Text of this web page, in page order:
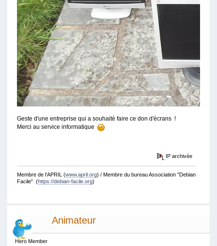
Geste d'une entreprise qui a souhaité faire ce don d'écrans !
Merci au service informatique
IP archivée
Membre de l'APRIL (www.april.org) / Membre du bureau Association "Debian
Facile" (https://debian-facile.org)
Animateur
Hero Member